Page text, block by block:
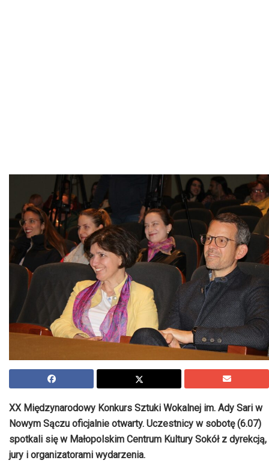
XX Międzynarodowy Konkurs Sztuki Wokalnej im. Ady Sari w
Nowym Sączu oficjalnie otwarty. Uczestnicy w sobotę (6.07)
spotkali się w Małopolskim Centrum Kultury Sokół z dyrekcją,
jury i organizatorami wydarzenia.